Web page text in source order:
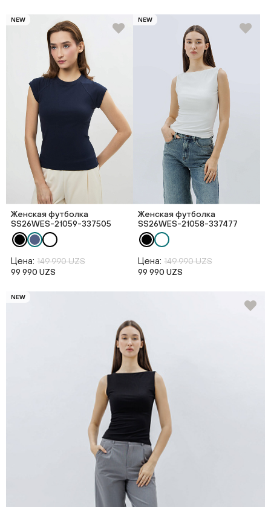
NEW
Женская футболка
SS26WES-21059-337505
Цена: 149 990 UZS
99 990 UZS
NEW
Женская футболка
SS26WES-21058-337477
Цена: 149 990 UZS
99 990 UZS
NEW